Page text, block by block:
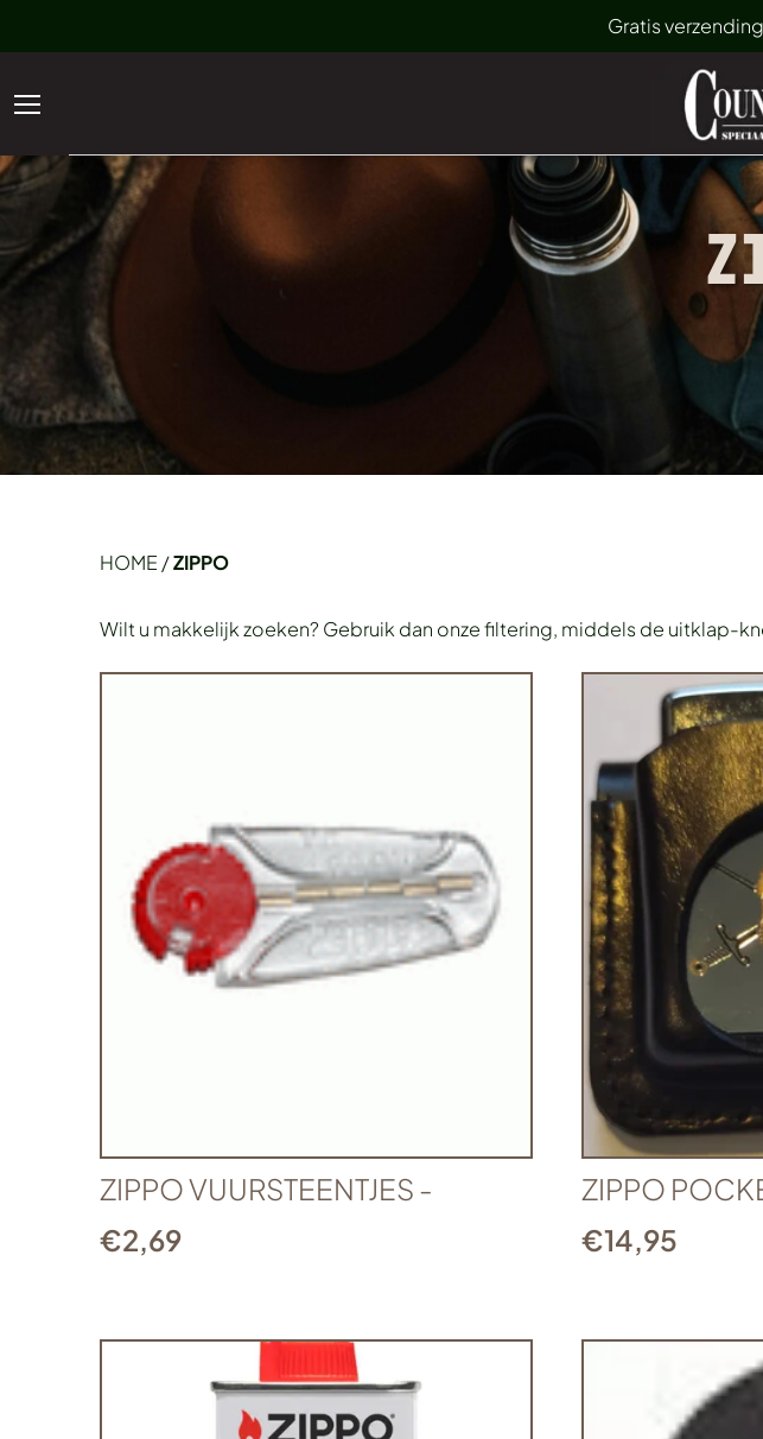
Gratis
HOME /ZIPPO
Wilt u makkelijk zoeken? Gebruik dan onze filtering, middels de uitklap-
ZIPPO VUURSTEENTJES -
€2,69
ZIPPO
€14,95